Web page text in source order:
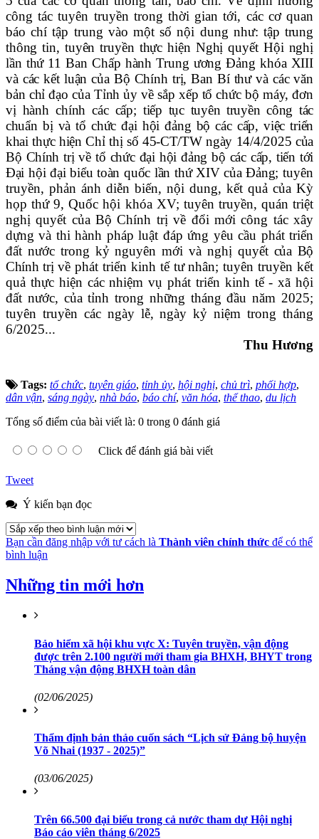
công tác tuyên truyền trong thời gian tới, các cơ quan
báo chí tập trung vào một số nội dung như: tập trung
thông tin, tuyên truyền thực hiện Nghị quyết Hội nghị
lần thứ 11 Ban Chấp hành Trung ương Đảng khóa XIII
và các kết luậncủa Bộ Chính trị, Ban Bí thưvà các văn
bản chỉ đạo của Tỉnh ủy vềsắp xếp tổ chức bộ máy, đơn
vị hành chính các cấp; tiếp tục tuyên truyền công tác
chuẩn bị và tổ chức đại hội đảng bộ các cấp, việc triển
khai thực hiện Chỉ thị số 45-CT/TW ngày 14/4/2025 của
Bộ Chính trị về tổ chức đại hội đảng bộ các cấp, tiến tới
Đại hội đại biểu toàn quốc lần thứ XIV của Đảng; tuyên
truyền, phản ánh diễn biến, nội dung, kết quả của Kỳ
họp thứ 9, Quốc hội khóa XV; tuyên truyền, quán triệt
nghị quyết của Bộ Chính trị về đổi mới công tác xây
dựng và thi hành pháp luật đáp ứng yêu cầu phát triển
đất nước trong kỷ nguyên mới và nghị quyết của Bộ
Chính trịvề phát triển kinh tế tư nhân; tuyên truyền kết
quả thực hiện các nhiệm vụ phát triển kinh tế - xã hội
đất nước, của tỉnh trong những tháng đầu năm 2025;
tuyên truyền các ngày lễ, ngày kỷ niệm trong tháng
6/2025...
Thu Hương
Tags: tổ chức, tuyên giáo, tỉnh ủy, hội nghị, chủ trì, phối hợp,
dân vận, sáng ngày, nhà báo, báo chí, văn hóa, thể thao, du lịch
Tổng số điểm của bài viết là: 0 trong 0 đánh giá
Click để đánh giá bài viết
Tweet
Ý kiến bạn đọc
Bạn cần đăng nhập với tư cách là Thành viên chính thức để có thể
bình luận
Những tin mới hơn
Bảo hiểm xã hội khu vực X: Tuyên truyền, vận động
được trên 2.100 người mới tham gia BHXH, BHYT trong
Tháng vận động BHXH toàn dân
(02/06/2025)
Thẩm định bản thảo cuốn sách “Lịch sử Đảng bộ huyện
Võ Nhai (1937 - 2025)”
(03/06/2025)
Trên 66.500 đại biểu trong cả nước tham dự Hội nghị
Báo cáo viên tháng 6/2025